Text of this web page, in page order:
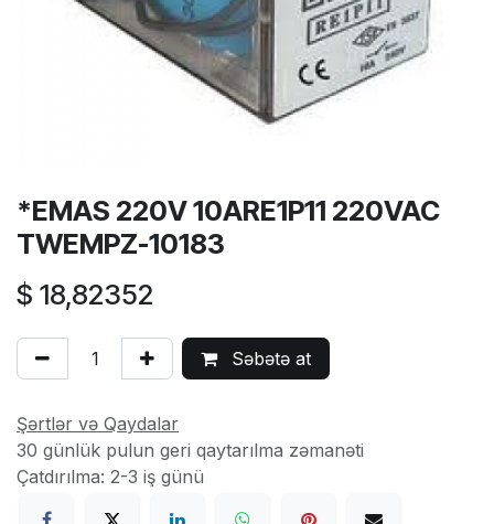
*EMAS 220V 10ARE1P11 220VAC
TWEMPZ-10183
$ 18,82352
Səbətə at
Şərtlər və Qaydalar
30 günlük pulun geri qaytarılma zəmanəti
Çatdırılma: 2-3 iş günü